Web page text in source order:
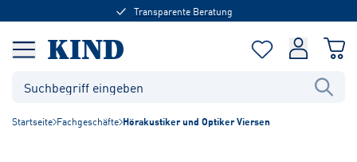
Transparente Beratung
Startseite Fachgeschäfte Hörakustiker und Optiker Viersen